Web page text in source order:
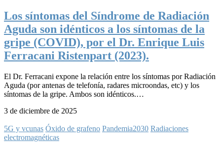
Los síntomas del Síndrome de Radiación
Aguda son idénticos a los síntomas de la
gripe (COVID), por el Dr. Enrique Luis
Ferracani Ristenpart (2023).
El Dr. Ferracani expone la relación entre los síntomas por Radiación
Aguda (por antenas de telefonía, radares microondas, etc) y los
síntomas de la gripe. Ambos son idénticos.…
3 de diciembre de 2025
5G y vcunas Óxido de grafeno Pandemia2030 Radiaciones
electromagnéticas